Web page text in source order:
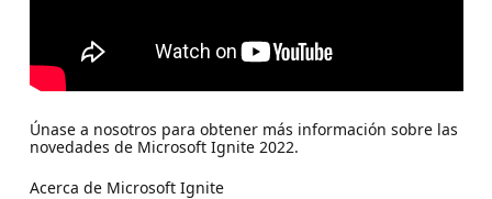
Únase a nosotros para obtener más información sobre las
novedades de Microsoft Ignite 2022.
Acerca de Microsoft Ignite